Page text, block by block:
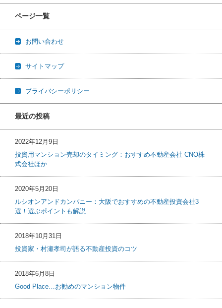
ページ一覧
お問い合わせ
サイトマップ
プライバシーポリシー
最近の投稿
2022年12月9日
投資用マンション売却のタイミング：おすすめ不動産会社 CNO株
式会社ほか
2020年5月20日
ルシオンアンドカンパニー：大阪でおすすめの不動産投資会社3
選！選ぶポイントも解説
2018年10月31日
投資家・村瀬孝司が語る不動産投資のコツ
2018年6月8日
Good Place…お勧めのマンション物件